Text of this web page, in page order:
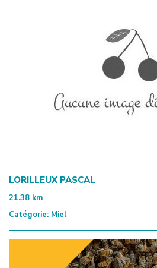
LORILLEUX PASCAL
21.38 km
Catégorie: Miel